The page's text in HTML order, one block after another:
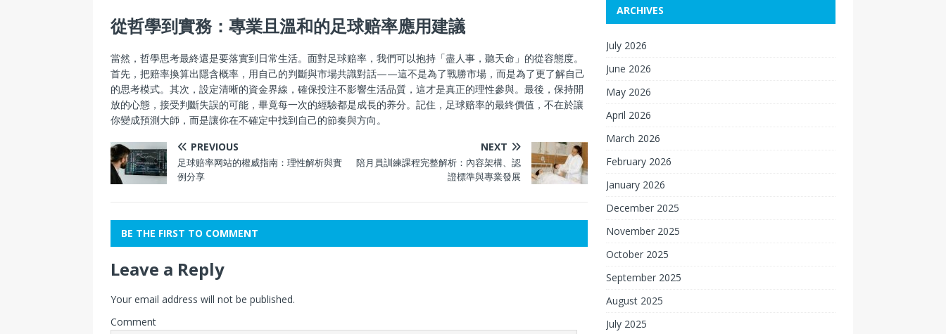
從哲學到實務：專業且溫和的足球赔率應用建議
當然，哲學思考最終還是要落實到日常生活。面對足球赔率，我們可以抱持「盡人事，聽天命」的從容態度。
首先，把赔率換算出隱含概率，用自己的判斷與市場共識對話——這不是為了戰勝市場，而是為了更了解自己
的思考模式。其次，設定清晰的資金界線，確保投注不影響生活品質，這才是真正的理性參與。最後，保持開
放的心態，接受判斷失誤的可能，畢竟每一次的經驗都是成長的养分。記住，足球赔率的最終價值，不在於讓
你變成預測大師，而是讓你在不確定中找到自己的節奏與方向。
PREVIOUS
足球赔率网站的權威指南：理性解析與實
例分享
NEXT
陪月員訓練課程完整解析：內容架構、認
證標準與專業發展
BE THE FIRST TO COMMENT
Leave a Reply
Your email address will not be published.
Comment
ARCHIVES
July 2026
June 2026
May 2026
April 2026
March 2026
February 2026
January 2026
December 2025
November 2025
October 2025
September 2025
August 2025
July 2025